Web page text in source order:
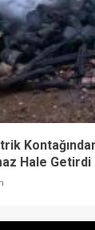
Hale Getirdi